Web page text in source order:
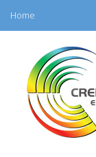
content
Home
Information
Programme
Partecipantes
Intervenants